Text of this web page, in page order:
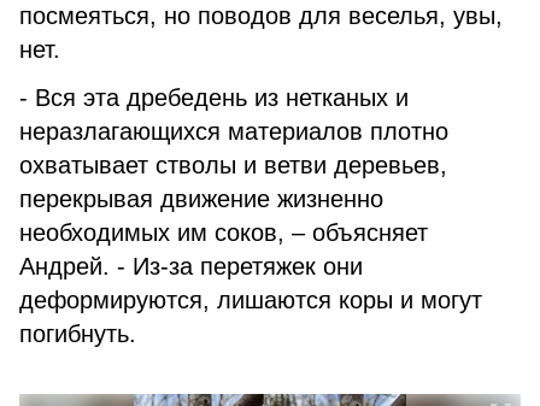
посмеяться, но поводов для веселья, увы,
нет.
- Вся эта дребедень из нетканых и
неразлагающихся материалов плотно
охватывает стволы и ветви деревьев,
перекрывая движение жизненно
необходимых им соков, – объясняет
Андрей. - Из-за перетяжек они
деформируются, лишаются коры и могут
погибнуть.